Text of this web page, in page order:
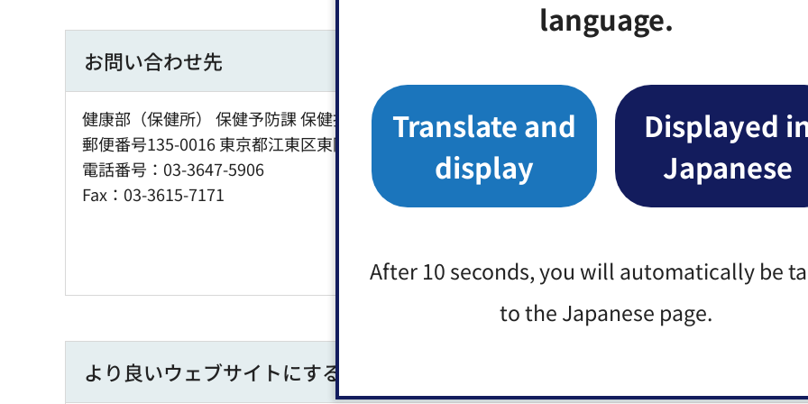
language.
Translate and
display
Displayed
Japanese
After 10 seconds, you will automatically be
to the Japanese page.
お問い合わせ先
健康部（保健所） 保健予防課 保健指導担当
郵便番号135-0016 東京都江東区東陽2丁目1番1号
電話番号：03-3647-5906
Fax：03-3615-7171
より良いウェブサイトにするためにみなさまのご意見をお聞かせください